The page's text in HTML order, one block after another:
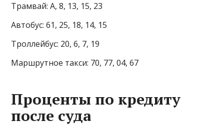
Трамвай: А, 8, 13, 15, 23
Автобус: 61, 25, 18, 14, 15
Троллейбус: 20, 6, 7, 19
Маршрутное такси: 70, 77, 04, 67
Проценты по кредиту
после суда